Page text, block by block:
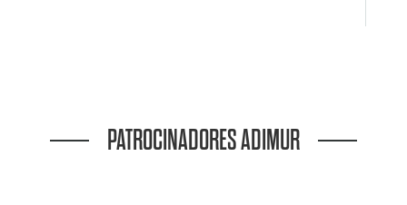
PATROCINADORES ADIMUR